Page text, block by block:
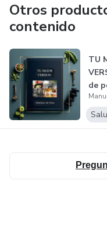
Otros
contenido
TU
de